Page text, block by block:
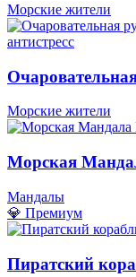
Морские жители
Морские жители
Морская
Мандалы
💎 Премиум
Пиратский